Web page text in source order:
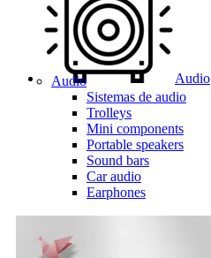
Audio
Audio
Sistemas de audio
Trolleys
Mini components
Portable speakers
Sound bars
Car audio
Earphones